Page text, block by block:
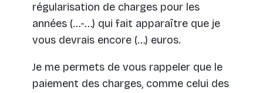
régularisation de charges pour les
années (…-…) qui fait apparaître que je
vous devrais encore (…) euros.
Je me permets de vous rappeler que le
paiement des charges, comme celui des